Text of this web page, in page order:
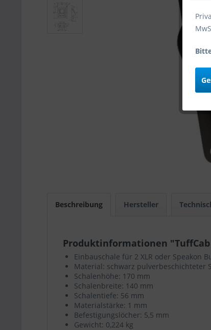
Beschreibung Hersteller
Produktinformationen "TuffCab
Einbauschale für 2 XLR oder Speakon
Material: schwarz pulverbeschichteter
Schalenhöhe: 170 mm
Schalenbreite: 140 mm
Schalentiefe: 56 mm
Materialstärke: 1 mm
Befestigungslöcher: 5,5 mm
Gewicht: 0,224 kg